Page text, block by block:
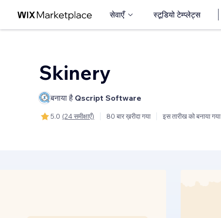
सेवाएँ स्टूडियो टेम्प्लेट्स
Skinery
बनाया है Qscript Software
5.0 (24 समीक्षाएँ) 80 बार ख़रीदा गया इस तारीख को बनाया गया